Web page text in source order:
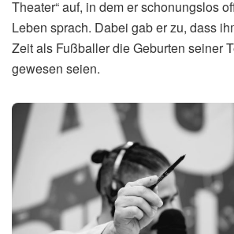
Theater“ auf, in dem er schonungslos
Leben sprach. Dabei gab er zu, dass
Zeit als Fußballer die Geburten seiner
gewesen seien.